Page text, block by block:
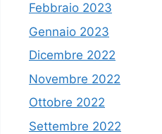
Febbraio 2023
Gennaio 2023
Dicembre 2022
Novembre 2022
Ottobre 2022
Settembre 2022